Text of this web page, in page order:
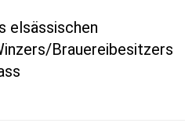
elsässischen
Brauereibesitzers